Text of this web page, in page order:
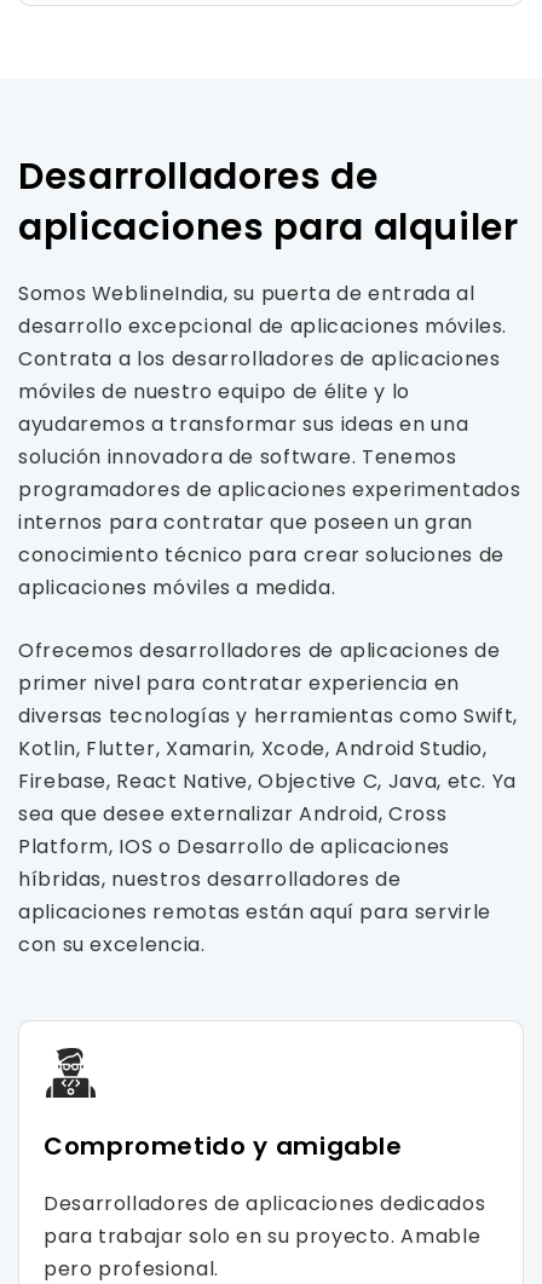
Desarrolladores de
aplicaciones para alquiler
Somos WeblineIndia, su puerta de entrada al
desarrollo excepcional de aplicaciones móviles.
Contrata a los desarrolladores de aplicaciones
móviles de nuestro equipo de élite y lo
ayudaremos a transformar sus ideas en una
solución innovadora de software. Tenemos
programadores de aplicaciones experimentados
internos para contratar que poseen un gran
conocimiento técnico para crear soluciones de
aplicaciones móviles a medida.
Ofrecemos desarrolladores de aplicaciones de
primer nivel para contratar experiencia en
diversas tecnologías y herramientas como Swift,
Kotlin, Flutter, Xamarin, Xcode, Android Studio,
Firebase, React Native, Objective C, Java, etc. Ya
sea que desee externalizar Android, Cross
Platform, IOS o Desarrollo de aplicaciones
híbridas, nuestros desarrolladores de
aplicaciones remotas están aquí para servirle
con su excelencia.
Comprometido y amigable
Desarrolladores de aplicaciones dedicados
para trabajar solo en su proyecto. Amable
pero profesional.